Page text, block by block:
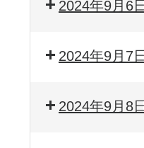
2024年9月6
2024年9月7
2024年9月8